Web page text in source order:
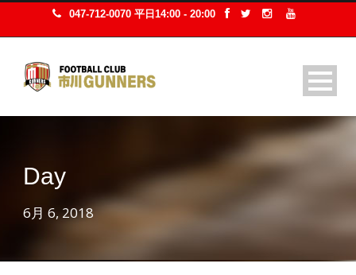
047-712-0070 平日14:00 - 20:00
Day
6月 6, 2018